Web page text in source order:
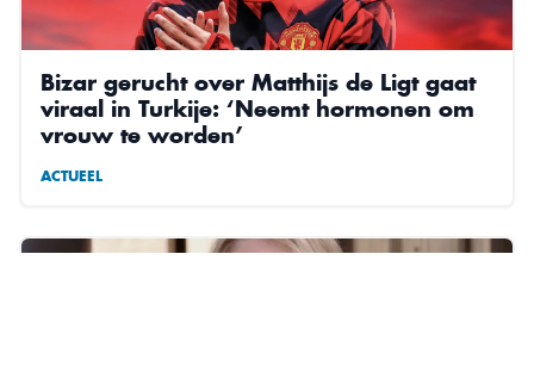
Bizar gerucht over Matthijs de Ligt gaat
viraal in Turkije: ‘Neemt hormonen om
vrouw te worden’
ACTUEEL